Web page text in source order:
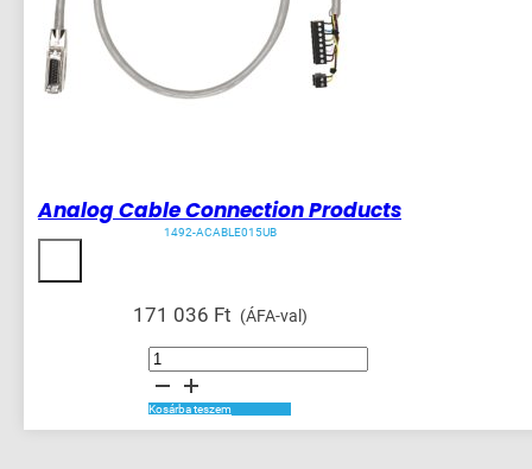
Analog Cable Connection Products
1492-ACABLE015UB
171 036 Ft (ÁFA-val)
Analog
Cable
Connection
Products
mennyiség
Kosárba teszem